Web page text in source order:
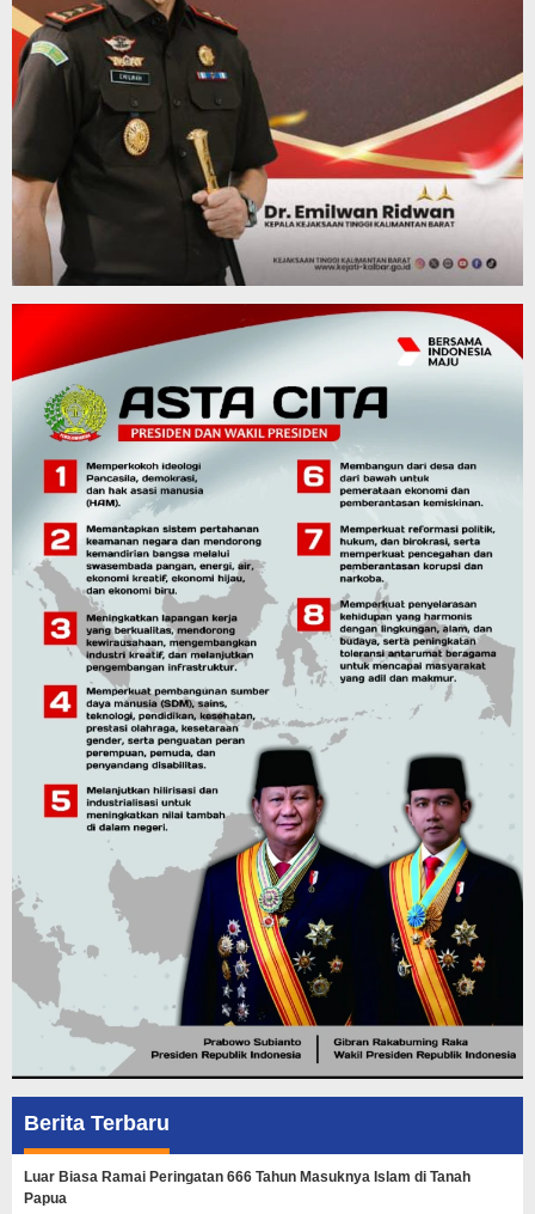
Berita Terbaru
Luar Biasa Ramai Peringatan 666 Tahun Masuknya Islam di Tanah
Papua